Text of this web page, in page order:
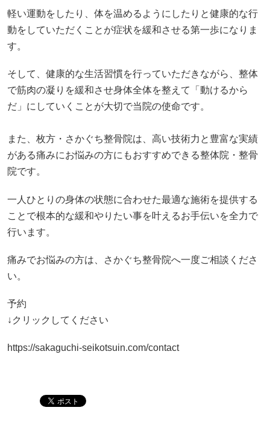
軽い運動をしたり、体を温めるようにしたりと健康的な行
動をしていただくことが症状を緩和させる第一歩になりま
す。
そして、健康的な生活習慣を行っていただきながら、整体
で筋肉の凝りを緩和させ身体全体を整えて「動けるから
だ」にしていくことが大切で当院の使命です。
また、枚方・さかぐち整骨院は、高い技術力と豊富な実績
がある痛みにお悩みの方にもおすすめできる整体院・整骨
院です。
一人ひとりの身体の状態に合わせた最適な施術を提供する
ことで根本的な緩和やりたい事を叶えるお手伝いを全力で
行います。
痛みでお悩みの方は、さかぐち整骨院へ一度ご相談くださ
い。
予約
↓クリックしてください
https://sakaguchi-seikotsuin.com/contact